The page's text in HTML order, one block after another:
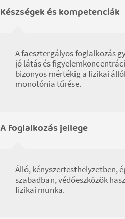
Készségek és kompetenciák
A faesztergályos foglalkozás
jó látás és
bizonyos mértékig a fizikai
monotónia tűrése.
A foglalkozás jellege
Álló, kényszertesthelyzetben,
szabadban, védőeszközök
fizikai munka.